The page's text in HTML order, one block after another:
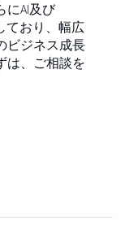
にAI及び
ており、幅広
ビジネス成長
は、ご相談を